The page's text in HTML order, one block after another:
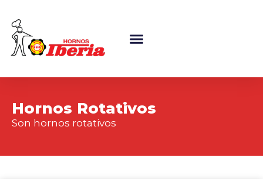
Hornos Rotativos
Son hornos rotativos